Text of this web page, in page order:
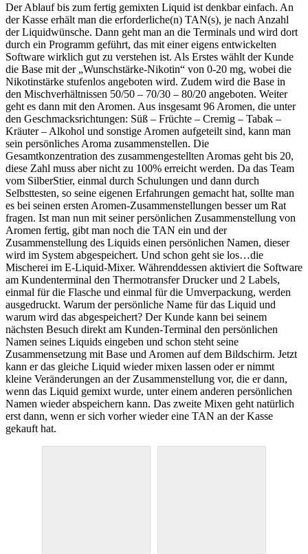
Der Ablauf bis zum fertig gemixten Liquid ist denkbar einfach. An
der Kasse erhält man die erforderliche(n) TAN(s), je nach Anzahl
der Liquidwünsche. Dann geht man an die Terminals und wird dort
durch ein Programm geführt, das mit einer eigens entwickelten
Software wirklich gut zu verstehen ist. Als Erstes wählt der Kunde
die Base mit der „Wunschstärke-Nikotin“ von 0-20 mg, wobei die
Nikotinstärke stufenlos angeboten wird. Zudem wird die Base in
den Mischverhältnissen 50/50 – 70/30 – 80/20 angeboten. Weiter
geht es dann mit den Aromen. Aus insgesamt 96 Aromen, die unter
den Geschmacksrichtungen: Süß – Früchte – Cremig – Tabak –
Kräuter – Alkohol und sonstige Aromen aufgeteilt sind, kann man
sein persönliches Aroma zusammenstellen. Die
Gesamtkonzentration des zusammengestellten Aromas geht bis 20,
diese Zahl muss aber nicht zu 100% erreicht werden. Da das Team
vom SilberStier, einmal durch Schulungen und dann durch
Selbsttesten, so seine eigenen Erfahrungen gemacht hat, sollte man
es bei seinen ersten Aromen-Zusammenstellungen besser um Rat
fragen. Ist man nun mit seiner persönlichen Zusammenstellung von
Aromen fertig, gibt man noch die TAN ein und der
Zusammenstellung des Liquids einen persönlichen Namen, dieser
wird im System abgespeichert. Und schon geht sie los…die
Mischerei im E-Liquid-Mixer. Währenddessen aktiviert die Software
am Kundenterminal den Thermotransfer Drucker und 2 Labels,
einmal für die Flasche und einmal für die Umverpackung, werden
ausgedruckt. Warum der persönliche Name für das Liquid und
warum wird das abgespeichert? Der Kunde kann bei seinem
nächsten Besuch direkt am Kunden-Terminal den persönlichen
Namen seines Liquids eingeben und schon steht seine
Zusammensetzung mit Base und Aromen auf dem Bildschirm. Jetzt
kann er das gleiche Liquid wieder mixen lassen oder er nimmt
kleine Veränderungen an der Zusammenstellung vor, die er dann,
wenn das Liquid gemixt wurde, unter einem anderen persönlichen
Namen wieder abspeichern kann. Das zweite Mixen geht natürlich
erst dann, wenn er sich vorher wieder eine TAN an der Kasse
gekauft hat.